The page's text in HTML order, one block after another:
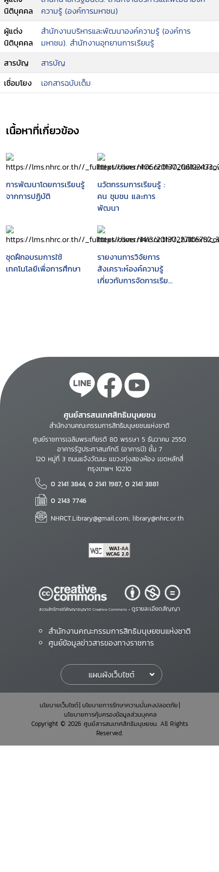
นิติบุคคล
ความรู้ (องค์การมหาชน)
ผู้แต่ง
นิติบุคคล
สำนักงานบริหารและพัฒนาองค์ความรู้ (องค์การ
มหาชน). สำนักงานอุทยานการเรียนรู้
สารบัญ
สารบัญ
เชื่อมโยง
เอกสารฉบับเต็ม
เนื้อหาที่เกี่ยวข้อง
การพัฒนาโดยการเรียนรู้
จากการปฏิบัติ
นวัตกรรมการเรียนรู้ :
คน ชุมชน และการ
พัฒนา
ชุดฝึกอบรมการใช้
เทคโนโลยีเพื่อการศึกษา
รายงานการวิจัยการ
สังเคราะห์องค์ความรู้
เกี่ยวกับการจัดการเรียน
ศูนย์สารสนเทศสิทธิมนุษยชน
สำนักงานคณะกรรมการสิทธิมนุษยชนแห่งชาติ
ศูนย์ราชการเฉลิมพระเกียรติ 80 พรรษา 5 ธันวาคม 2550
อาคารรัฐประศาสนภักดี (อาคารบี) ชั้น 7
120 หมู่ที่ 3 ถนนแจ้งวัฒนะ แขวงทุ่งสองห้อง เขตหลักสี่
กรุงเทพฯ 10210
0 2141 3844, 0 2141 1987, 0 2141 3881
0 2143 7746
NHRCT.Library@gmail.com; library@nhrc.or.th
สงวนสิทธิ์ภายใต้สัญญาอนุญาต Creative Commons • ดูรายละเอียดสัญญา
สำนักงานคณะกรรมการสิทธิมนุษยชนแห่งชาติ
ศูนย์ข้อมูลข่าวสารของทางราชการ
แผนผังเว็บไซต์
นโยบายเว็บไซต์ นโยบายการรักษาความมั่นคงปลอดภัย
นโยบายการคุ้มครองข้อมูลส่วนบุคคล
Copyright © 2026 ศูนย์สารสนเทศสิทธิมนุษยชน. All Rights
Reserved.